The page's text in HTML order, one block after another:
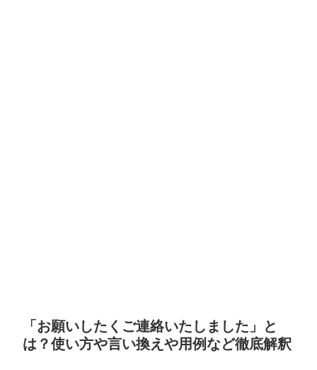
「お願いしたくご連絡いたしました」と
は？使い方や言い換えや用例など徹底解釈